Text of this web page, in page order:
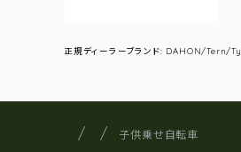
正規ディーラーブランド: DAHON/
サイト内の現在地
サイクルショップナカゴヤ
子供乗せ自転車